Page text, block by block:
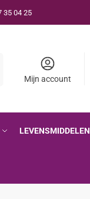
35 04 25
Mijn account
LEVENSMIDDELEN